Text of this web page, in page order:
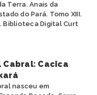
Terra. Anais da
do Pará. Tomo XIII.
Biblioteca Digital Curt
Cacica
nasceu em